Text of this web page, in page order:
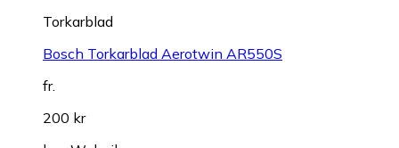
Torkarblad
Bosch Torkarblad Aerotwin AR550S
fr.
200 kr